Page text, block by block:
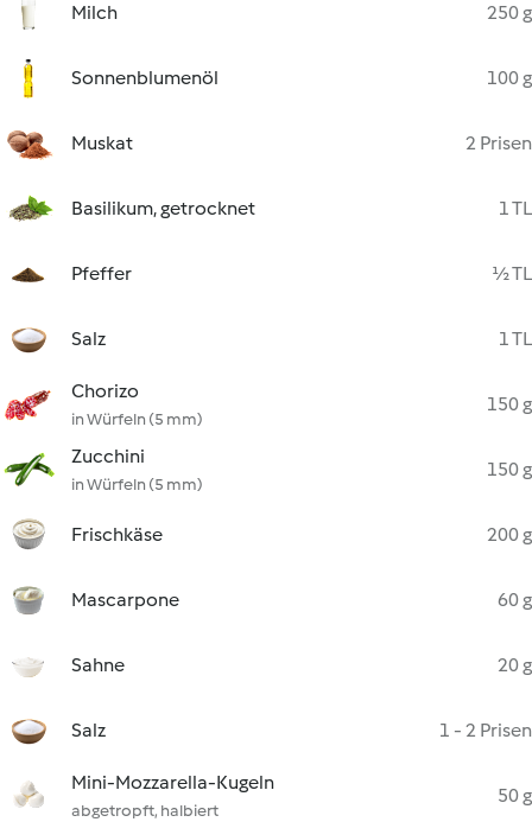
Milch 250 g
Sonnenblumenöl 100 g
Muskat 2 Prisen
Basilikum, getrocknet 1 TL
Pfeffer ½ TL
Salz 1 TL
Chorizo
in Würfeln (5 mm)
150 g
Zucchini
in Würfeln (5 mm)
150 g
Frischkäse 200 g
Mascarpone 60 g
Sahne 20 g
Salz 1 - 2 Prisen
Mini-Mozzarella-Kugeln
abgetropft, halbiert
50 g